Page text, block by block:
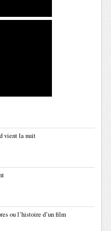
vient la nuit
ou l’histoire d’un film